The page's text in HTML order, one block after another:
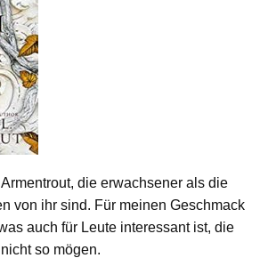
die erwachsener als die
von ihr sind. Für meinen Geschmack
auch für Leute interessant ist, die
so mögen.